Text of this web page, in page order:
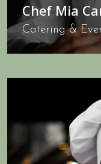
Chef Mia
Catering &